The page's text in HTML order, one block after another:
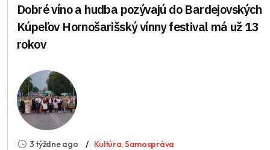
Dobré víno a hudba pozývajú do Bardejovských
Kúpeľov Hornošarišský vínny festival má už 13
rokov
3 týždne ago Kultúra,Samospráva